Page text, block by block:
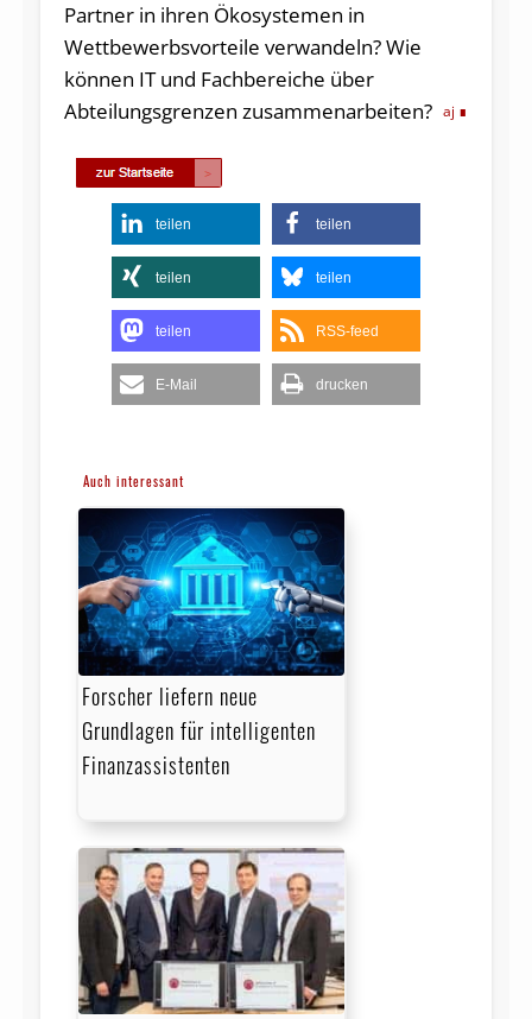
Partner in ihren Ökosystemen in
Wettbewerbsvorteile verwandeln? Wie
können IT und Fachbereiche über
Abteilungsgrenzen zusammenarbeiten? aj
teilen teilen
teilen teilen
teilen RSS-feed
E-Mail drucken
Auch interessant
Forscher liefern neue
Grundlagen für intelligenten
Finanzassistenten